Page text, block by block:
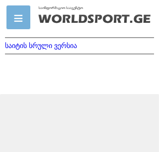
საიტის სრული ვერსია